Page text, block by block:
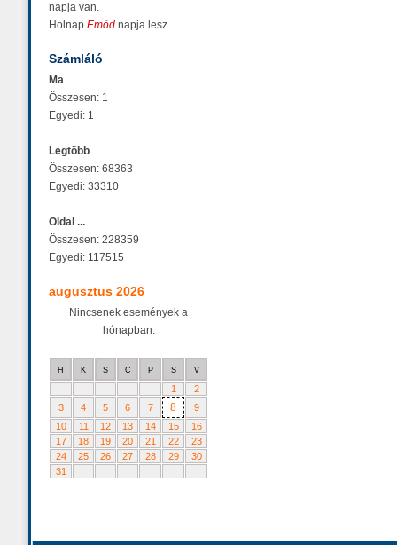
napja van.
Holnap Emőd napja lesz.
Számláló
Ma
Összesen: 1
Egyedi: 1
Legtöbb
Összesen: 68363
Egyedi: 33310
Oldal ...
Összesen: 228359
Egyedi: 117515
augusztus 2026
Nincsenek események a
hónapban.
H K S C P S V
1
2
3
4 5 6 7 8
9
10
11 12 13 14 15
16
17
18 19 20 21 22
23
24
25 26 27 28 29
30
31